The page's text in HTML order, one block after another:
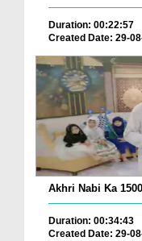
Duration: 00:22:57
Created Date: 29-
Akhri Nabi Ka
Duration: 00:34:43
Created Date: 29-